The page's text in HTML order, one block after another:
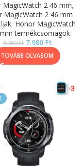
MagicWatch 2 46 mm,
MagicWatch 2 46 mm
, Honor MagicWatch
termékcsomagok
9.980Ft 7.980 Ft
TOVÁBB OLVASOM